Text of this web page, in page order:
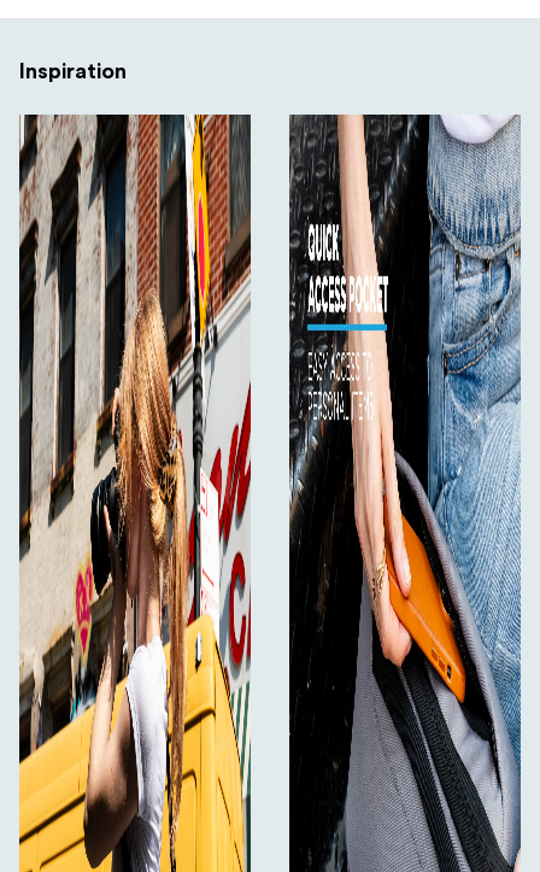
Inspiration